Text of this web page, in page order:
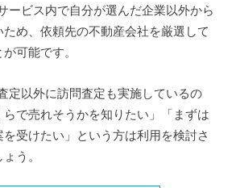
ービス内で自分が選んだ企業以外から
め、依頼先の不動産会社を厳選して
可能です。
定以外に訪問査定も実施しているの
で売れそうかを知りたい」「まずは
受けたい」という方は利用を検討さ
う。